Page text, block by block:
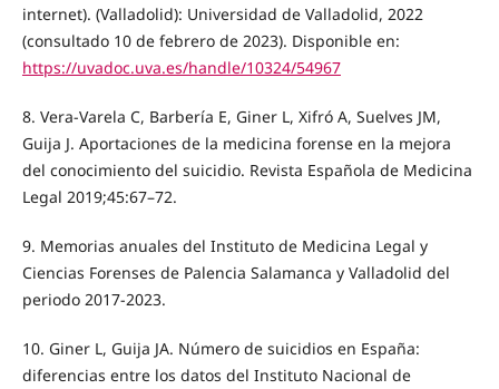
internet). (Valladolid): Universidad de Valladolid, 2022
(consultado 10 de febrero de 2023). Disponible en:
https://uvadoc.uva.es/handle/10324/54967
8. Vera-Varela C, Barbería E, Giner L, Xifró A, Suelves JM,
Guija J. Aportaciones de la medicina forense en la mejora
del conocimiento del suicidio. Revista Española de Medicina
Legal 2019;45:67–72.
9. Memorias anuales del Instituto de Medicina Legal y
Ciencias Forenses de Palencia Salamanca y Valladolid del
periodo 2017-2023.
10. Giner L, Guija JA. Número de suicidios en España:
diferencias entre los datos del Instituto Nacional de